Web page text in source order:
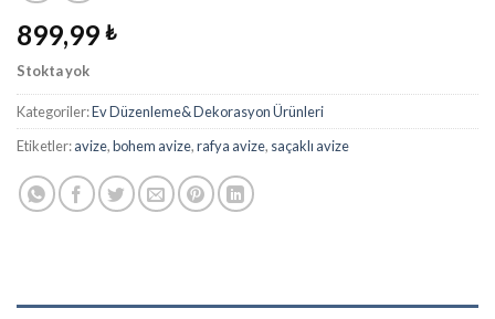
899,99 ₺
Stokta yok
Kategoriler:Ev Düzenleme& Dekorasyon Ürünleri
Etiketler:avize,bohem avize,rafya avize, saçaklı avize